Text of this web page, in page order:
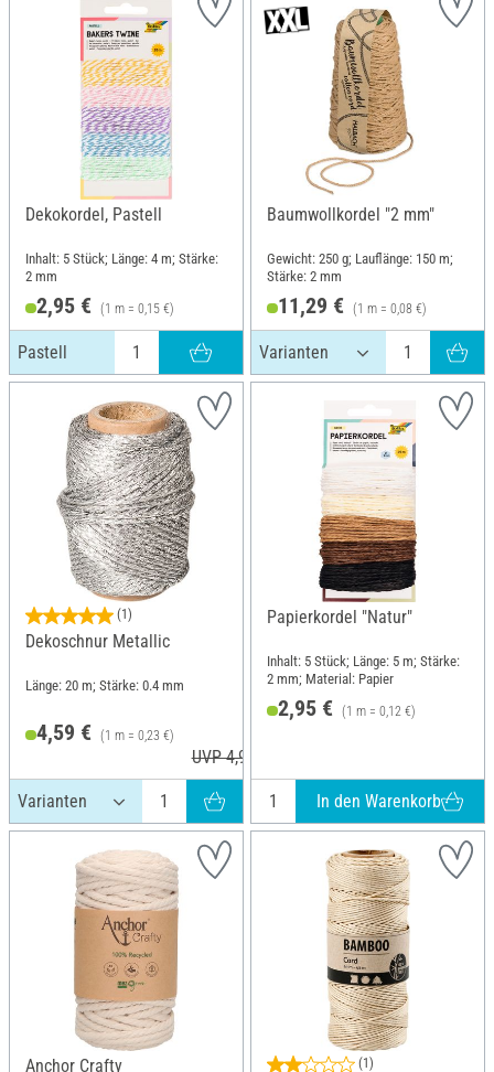
Dekokordel, Pastell
Inhalt: 5 Stück; Länge: 4 m; Stärke:
2 mm
2,95 € (1 m = 0,15 €)
Pastell
Baumwollkordel "2 mm"
Gewicht: 250 g; Lauflänge: 150 m;
Stärke: 2 mm
11,29 € (1 m = 0,08 €)
(1)
Dekoschnur Metallic
Länge: 20 m; Stärke: 0.4 mm
4,59 € (1 m = 0,23 €)
UVP 4,99 €
Papierkordel "Natur"
Inhalt: 5 Stück; Länge: 5 m; Stärke:
2 mm; Material: Papier
2,95 € (1 m = 0,12 €)
In den Warenkorb
Anchor Crafty (1)